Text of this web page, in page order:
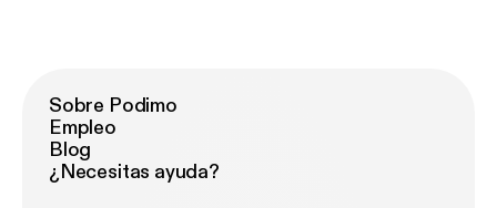
Sobre Podimo
Empleo
Blog
¿Necesitas ayuda?